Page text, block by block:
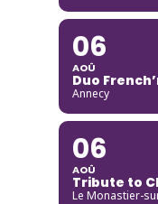
06
AOÛ
Duo
Annecy
06
AOÛ
Tribute to
Le Monastier-